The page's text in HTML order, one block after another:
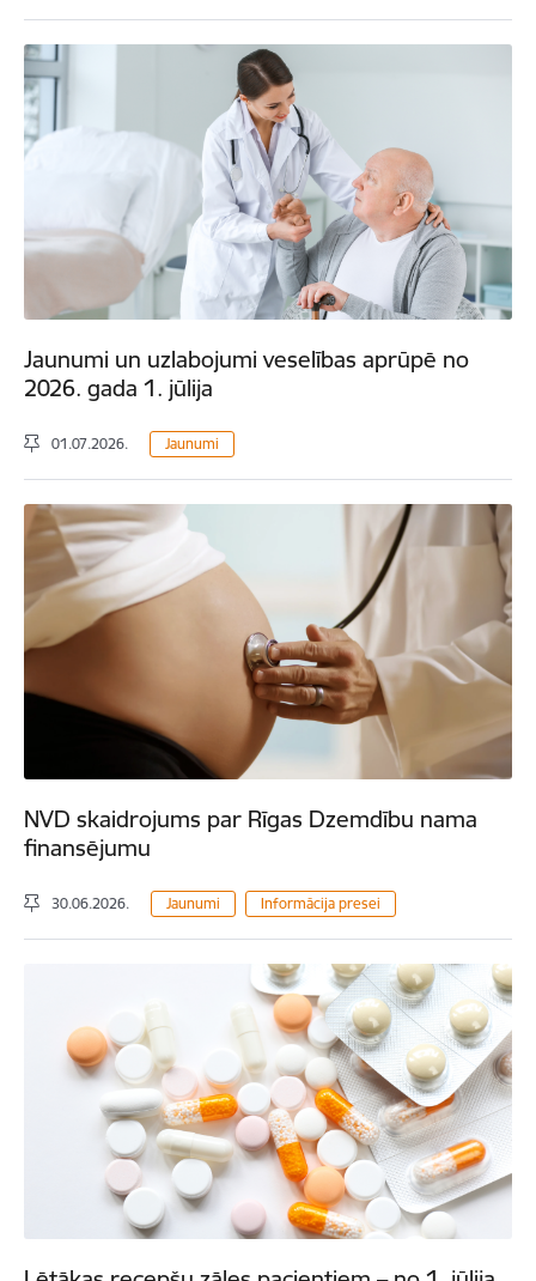
Jaunumi un uzlabojumi veselības aprūpē no
2026. gada 1. jūlija
01.07.2026. Jaunumi
NVD skaidrojums par Rīgas Dzemdību nama
finansējumu
30.06.2026. Jaunumi Informācija presei